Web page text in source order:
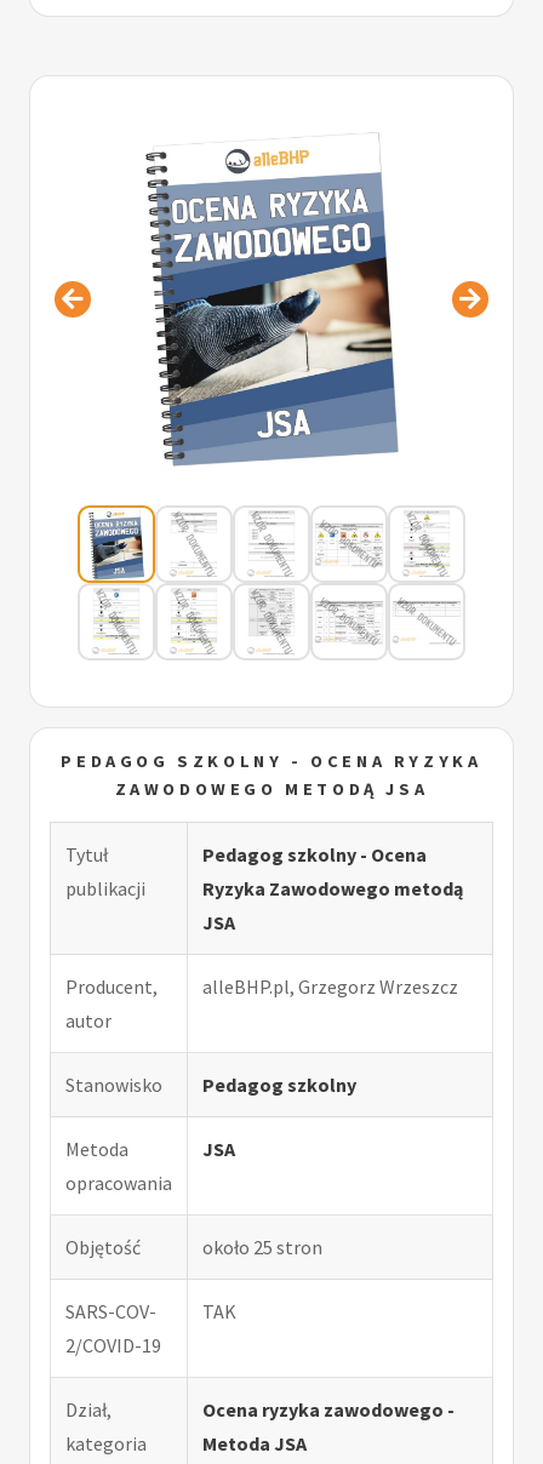
PEDAGOG SZKOLNY - OCENA RYZYKA
ZAWODOWEGO METODĄ JSA
Tytuł
publikacji
Pedagog szkolny - Ocena
Ryzyka Zawodowego metodą
JSA
Producent,
autor
alleBHP.pl, Grzegorz Wrzeszcz
Stanowisko Pedagog szkolny
Metoda
opracowania
JSA
Objętość około 25 stron
SARS-COV-
2/COVID-19
TAK
Dział,
kategoria
Ocena ryzyka zawodowego -
Metoda JSA